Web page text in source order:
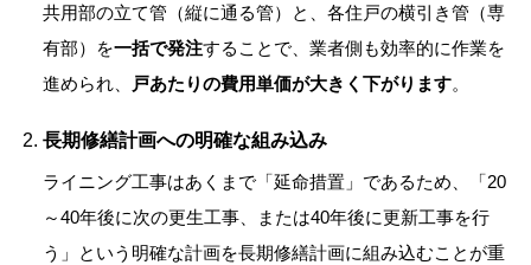
共用部の立て管（縦に通る管）と、各住戸の横引き管（専
有部）を一括で発注することで、業者側も効率的に作業を
進められ、
戸あたりの費用単価が大きく下がります。
長期修繕計画への明確な組み込み
ライニング工事はあくまで「延命措置」であるため、「20
～40年後に次の更生工事、または40年後に更新工事を行
う」という明確な計画を長期修繕計画に組み込むことが重